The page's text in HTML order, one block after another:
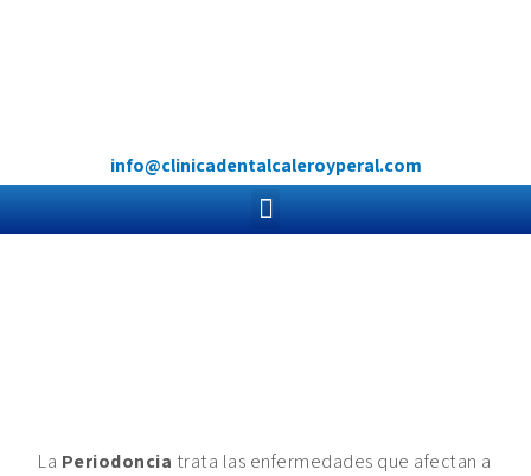
info@clinicadentalcaleroyperal.com
La Periodoncia trata las enfermedades que afectan a